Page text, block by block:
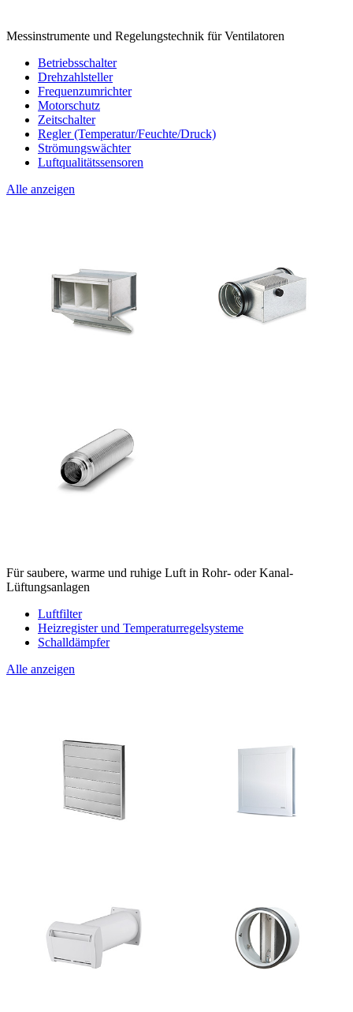
Messinstrumente und Regelungstechnik für Ventilatoren
Betriebsschalter
Drehzahlsteller
Frequenzumrichter
Motorschutz
Zeitschalter
Regler (Temperatur/Feuchte/Druck)
Strömungswächter
Luftqualitätssensoren
Alle anzeigen
Für saubere, warme und ruhige Luft in Rohr- oder Kanal-
Lüftungsanlagen
Luftfilter
Heizregister und Temperaturregelsysteme
Schalldämpfer
Alle anzeigen